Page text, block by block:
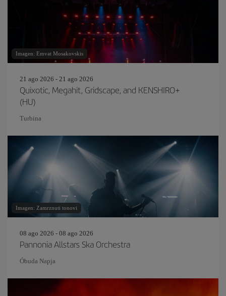
Imagen: Emvat Mosakovskis
21 ago 2026 - 21 ago 2026
Quixotic, Megahit, Gridscape, and KENSHIRO+
(HU)
Turbina
Imagen: Zamrznuti tonovi
08 ago 2026 - 08 ago 2026
Pannonia Allstars Ska Orchestra
Óbuda Napja